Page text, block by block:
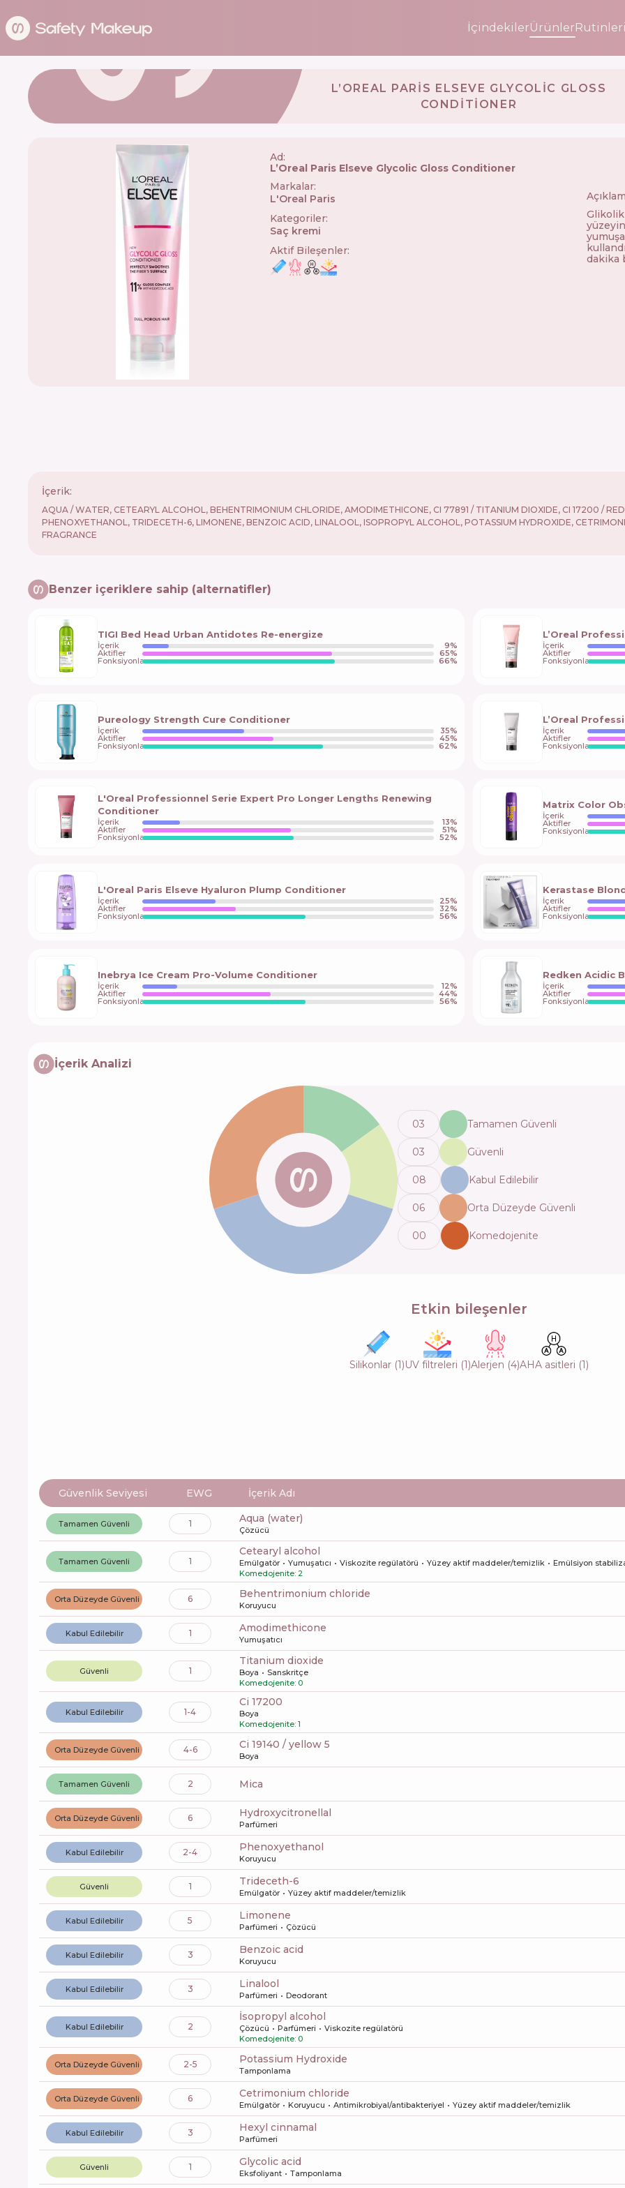
İçindekilerÜrünlerRutinleri
L’OREAL PARIS ELSEVE GLYCOLIC GLOSS
CONDITIONER
Ad:
L’Oreal Paris Elseve Glycolic Gloss Conditioner
Markalar:
L'Oreal Paris
Kategoriler:
Saç kremi
Aktif Bileşenler:
Glikolik
dakika
İçerik:
AQUA / WATER, CETEARYL ALCOHOL, BEHENTRIMONIUM CHLORIDE, AMODIMETHICONE, CI 77891 / TITANIUM DIOXIDE, CI 17200 /
PHENOXYETHANOL, TRIDECETH-6, LIMONENE, BENZOIC ACID, LINALOOL, ISOPROPYL ALCOHOL, POTASSIUM HYDROXIDE,
FRAGRANCE
Benzer içeriklere sahip (alternatifler)
TIGI Bed Head Urban Antidotes Re-energize
İçerik 9%
Aktifler 65%
Fonksiyonlar 66%
L’Oreal
İçerik
Aktifler
Fonksiyonlar
Pureology Strength Cure Conditioner
İçerik 35%
Aktifler 45%
Fonksiyonlar 62%
L’Oreal
İçerik
Aktifler
Fonksiyonlar
L'Oreal Professionnel Serie Expert Pro Longer Lengths Renewing
Conditioner
İçerik 13%
Aktifler 51%
Fonksiyonlar 52%
Matrix Color
İçerik
Aktifler
Fonksiyonlar
L'Oreal Paris Elseve Hyaluron Plump Conditioner
İçerik 25%
Aktifler 32%
Fonksiyonlar 56%
Kerastase
İçerik
Aktifler
Fonksiyonlar
Inebrya Ice Cream Pro-Volume Conditioner
İçerik 12%
Aktifler 44%
Fonksiyonlar 56%
Redken Acidic
İçerik
Aktifler
Fonksiyonlar
İçerik Analizi
03 Tamamen Güvenli
03 Güvenli
08 Kabul Edilebilir
06 Orta Düzeyde Güvenli
00 Komedojenite
Etkin bileşenler
Silikonlar(1)UV filtreleri (1)Alerjen (4)AHA asitleri (1)
Güvenlik Seviyesi EWG İçerik Adı
Tamamen Güvenli 1 aqua (water)
Çözücü
Tamamen Güvenli 1
cetearyl alcohol
Emülgatör Yumuşatıcı Viskozite regülatörü Yüzey aktif maddeler/temizlik
Emülsiyon
Komedojenite: 2
Orta Düzeyde Güvenli 6 behentrimonium chloride
Koruyucu
Kabul Edilebilir 1 amodimethicone
Yumuşatıcı
Güvenli 1
titanium dioxide
Boya
Sanskritçe
Komedojenite: 0
Kabul Edilebilir 1-4
ci 17200
Boya
Komedojenite: 1
Orta Düzeyde Güvenli 4-6 ci 19140 / yellow 5
Boya
Tamamen Güvenli 2 mica
Orta Düzeyde Güvenli 6 hydroxycitronellal
Parfümeri
Kabul Edilebilir 2-4 phenoxyethanol
Koruyucu
Güvenli 1 trideceth-6
Emülgatör Yüzey aktif maddeler/temizlik
Kabul Edilebilir 5 limonene
Parfümeri Çözücü
Kabul Edilebilir 3 benzoic acid
Koruyucu
Kabul Edilebilir 3 linalool
Parfümeri Deodorant
Kabul Edilebilir 2
isopropyl alcohol
Çözücü Parfümeri
Viskozite regülatörü
Komedojenite: 0
Orta Düzeyde Güvenli 2-5 Potassium Hydroxide
Tamponlama
Orta Düzeyde Güvenli 6 cetrimonium chloride
Emülgatör Koruyucu Antimikrobiyal/antibakteriyel Yüzey aktif maddeler/temizlik
Kabul Edilebilir 3 hexyl cinnamal
Parfümeri
Güvenli 1 glycolic acid
Eksfoliyant Tamponlama